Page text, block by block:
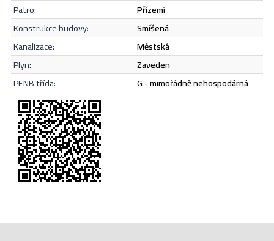
patro:
přízemí
konstrukce budovy:
smíšená
kanalizace:
městská
plyn:
zaveden
PENB třída:
G - mimořádně nehospodárná